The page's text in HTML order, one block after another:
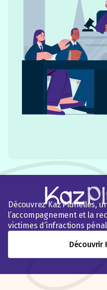
Découvrez Kaz’Plurielles,
l’accompagnement et la
victimes d’infractions
Découvrir